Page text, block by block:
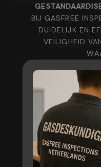
BIJ GASFREE
DUIDELIJK EN
VEILIGHEID